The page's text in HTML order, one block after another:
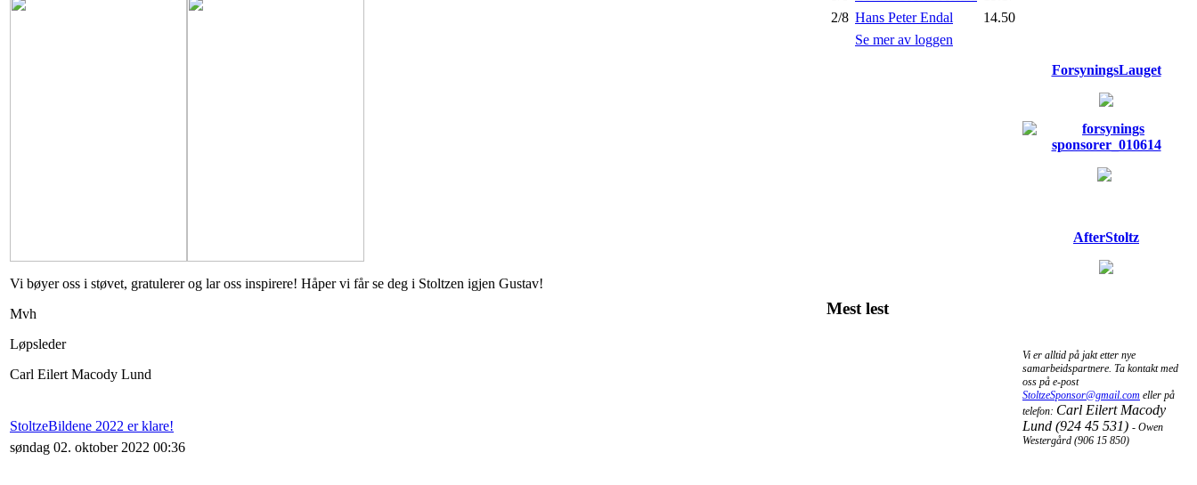
Vi bøyer oss i støvet, gratulerer og lar oss inspirere! Håper vi får se deg i Stoltzen igjen Gustav!
Mvh
Løpsleder
Carl Eilert Macody Lund
StoltzeBildene 2022 er klare!
søndag 02. oktober 2022 00:36
2/8 Hans Peter Endal
14.50
Se mer av loggen
Mest lest
ForsyningsLauget
AfterStoltz
Vi er alltid på jakt etter nye
samarbeidspartnere. Ta kontakt med
oss på e-post
StoltzeSponsor@gmail.com eller på
telefon: Carl Eilert Macody
Lund (924 45 531) - Owen
Westergård (906 15 850)